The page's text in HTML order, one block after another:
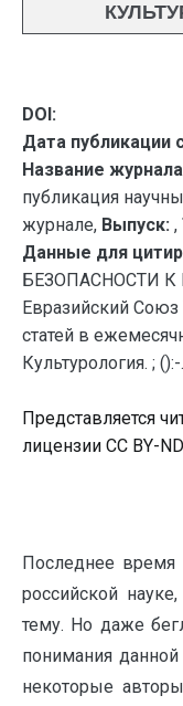
DOI:
Дата публикации
Название
публикация
журнале, Выпуск: ,
Данные для
БЕЗОПАСНОСТИ
Евразийский
статей в
Культурология. ; ():-.
Представляется
лицензии CC BY-ND
Последнее время
российской
тему. Но даже
понимания
некоторые